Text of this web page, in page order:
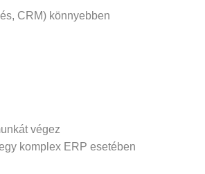
CRM) könnyebben
végez
komplex ERP esetében